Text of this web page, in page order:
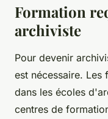
Formation
archiviste
Pour devenir
est nécessaire. Les
dans les écoles
centres de